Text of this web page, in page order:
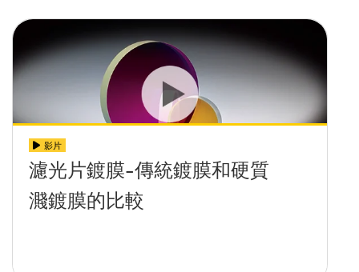
影片
濾光片鍍膜-傳統鍍膜和硬質
濺鍍膜的比較